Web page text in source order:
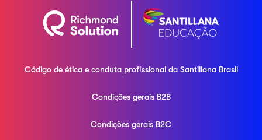
Código de ética e conduta profissional daSantillana Brasil
Condições gerais B2B
Condições gerais B2C